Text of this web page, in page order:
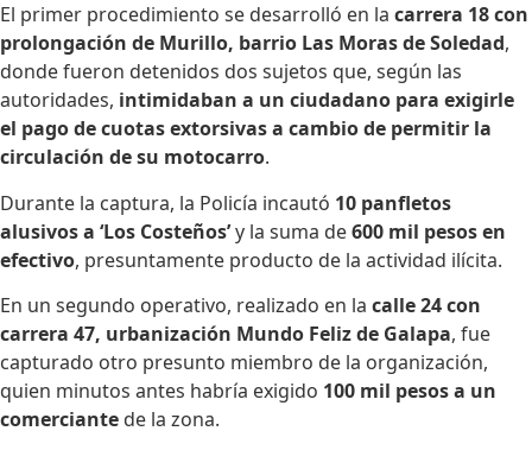
El primer procedimiento se desarrolló en la carrera 18 con
prolongación de Murillo, barrio Las Moras de Soledad,
donde fueron detenidos dos sujetos que, según las
autoridades, intimidaban a un ciudadano para exigirle
el pago de cuotas extorsivas a cambio de permitir la
circulación de su motocarro.
Durante la captura, la Policía incautó 10 panfletos
alusivos a ‘Los Costeños’y la suma de600 mil pesos en
efectivo, presuntamente producto de la actividad ilícita.
En un segundo operativo, realizado en la calle 24 con
carrera 47, urbanización Mundo Feliz de Galapa, fue
capturado otro presunto miembro de la organización,
quien minutos antes habría exigido 100 mil pesos a un
comerciante de la zona.